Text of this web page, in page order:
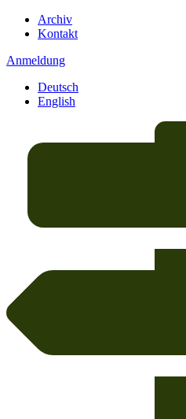
Archiv
Kontakt
Anmeldung
Deutsch
English